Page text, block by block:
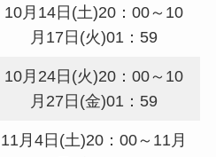
10月14日(土)20：00～10
月17日(火)01：59
10月24日(火)20：00～10
月27日(金)01：59
11月4日(土)20：00～11月